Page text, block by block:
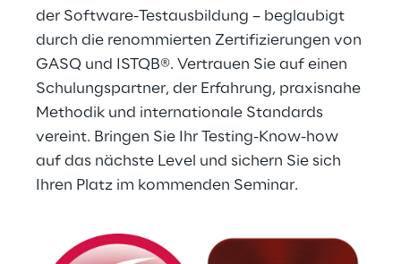
der Software-Testausbildung – beglaubigt
durch die renommierten Zertifizierungen von
GASQ und ISTQB®. Vertrauen Sie auf einen
Schulungspartner, der Erfahrung, praxisnahe
Methodik und internationale Standards
vereint. Bringen Sie Ihr Testing-Know-how
auf das nächste Level und sichern Sie sich
Ihren Platz im kommenden Seminar.